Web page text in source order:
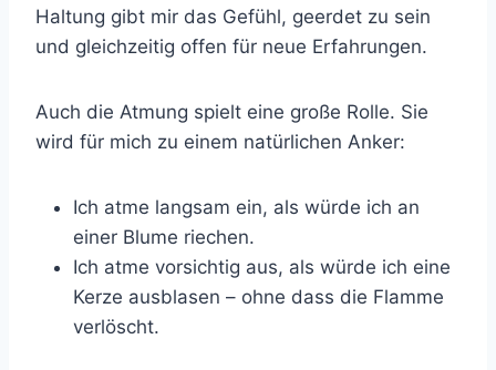
Haltung gibt mir das Gefühl, geerdet zu sein
und gleichzeitig offen für neue Erfahrungen.
Auch die Atmung spielt eine große Rolle. Sie
wird für mich zu einem natürlichen Anker:
Ich atme langsam ein, als würde ich an
einer Blume riechen.
Ich atme vorsichtig aus, als würde ich eine
Kerze ausblasen – ohne dass die Flamme
verlöscht.